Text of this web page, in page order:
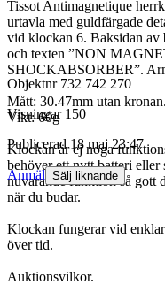
Tissot Antimagnetique
urtavla med guldfärgade
vid klockan 6. Baksidan av
och texten ”NON
SHOCKABSORBER”.
Mått: 30.47mm utan kronan.
Vikt: 60g
Klockan är ej noga
behöver ett nytt batteri
nuvarande funktion så gott
när du budar.
Klockan fungerar vid
över tid.
Auktionsvilkor.
Objektnr 732 742 270
Visningar 150
Publicerad 18 maj 23:47
Anmäl Sälj liknande